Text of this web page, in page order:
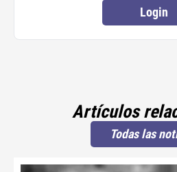
Login
Artículos
Todas las